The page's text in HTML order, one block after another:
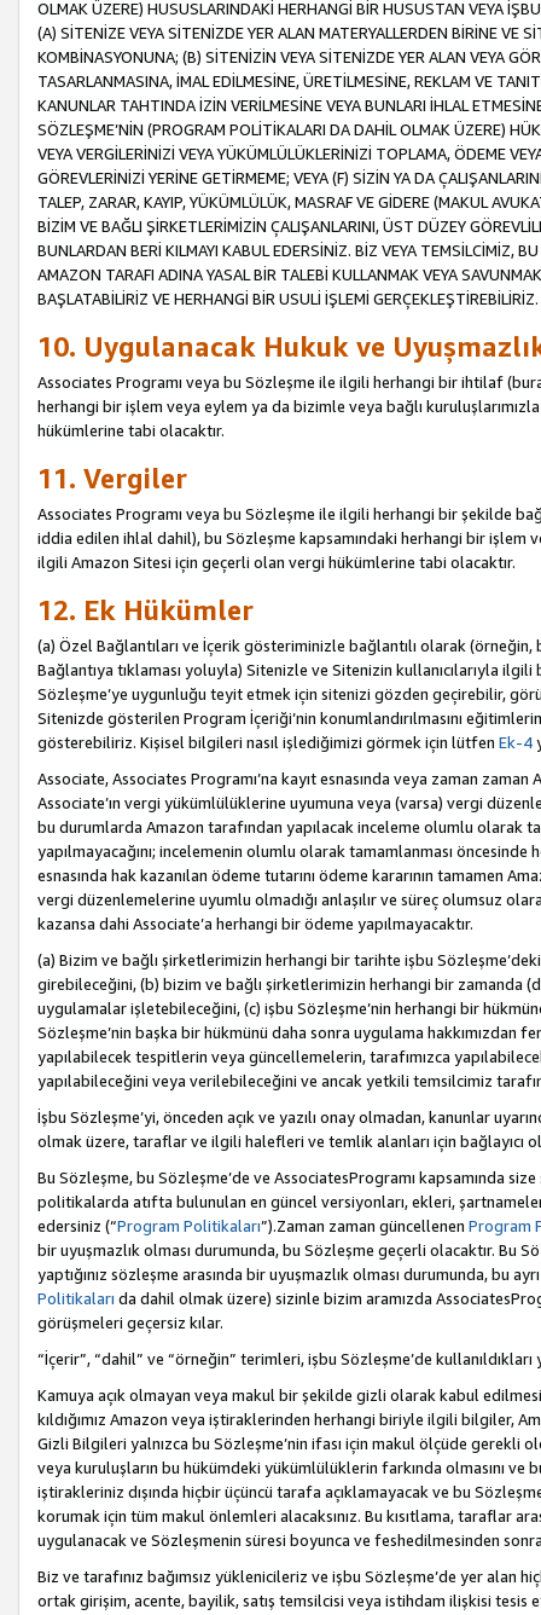
OLMAK ÜZERE) HUSUSLARINDAKİ HERHANGİ BİR HUSUSTAN VEYA
(A) SİTENİZE VEYA SİTENİZDE YER ALAN MATERYALLERDEN BİRİNE VE
KOMBİNASYONUNA; (B) SİTENİZİN VEYA SİTENİZDE YER ALAN VEYA
TASARLANMASINA, İMAL EDİLMESİNE, ÜRETİLMESİNE, REKLAM VE
KANUNLAR TAHTINDA İZİN VERİLMESİNE VEYA BUNLARI İHLAL
SÖZLEŞME’NİN (PROGRAM POLİTİKALARI DA DAHİL OLMAK ÜZERE)
VEYA VERGİLERİNİZİ VEYA YÜKÜMLÜLÜKLERİNİZİ TOPLAMA, ÖDEME
GÖREVLERİNİZİ YERİNE GETİRMEME; VEYA (F) SİZİN YA DA
TALEP, ZARAR, KAYIP, YÜKÜMLÜLÜK, MASRAF VE GİDERE (MAKUL
BİZİM VE BAĞLI ŞİRKETLERİMİZİN ÇALIŞANLARINI, ÜST DÜZEY
BUNLARDAN BERİ KILMAYI KABUL EDERSİNİZ. BİZ VEYA TEMSİLCİMİZ,
AMAZON TARAFI ADINA YASAL BİR TALEBİ KULLANMAK VEYA
BAŞLATABİLİRİZ VE HERHANGİ BİR USULİ İŞLEMİ GERÇEKLEŞTİREBİLİRİZ.
10. Uygulanacak Hukuk ve
Associates Programı veya bu Sözleşme ile ilgili herhangi bir ihtilaf
herhangi bir işlem veya eylem ya da bizimle veya bağlı
hükümlerine tabi olacaktır.
11. Vergiler
Associates Programı veya bu Sözleşme ile ilgili herhangi bir şekilde
iddia edilen ihlal dahil), bu Sözleşme kapsamındaki herhangi bir işlem
ilgili Amazon Sitesi için geçerli olan vergi hükümlerine tabi olacaktır.
12. Ek Hükümler
(a) Özel Bağlantıları ve İçerik gösteriminizle bağlantılı olarak
Bağlantıya tıklaması yoluyla) Sitenizle ve Sitenizin kullanıcılarıyla
Sözleşme’ye uygunluğu teyit etmek için sitenizi gözden geçirebilir,
Sitenizde gösterilen Program İçeriği’nin konumlandırılmasını
gösterebiliriz. Kişisel bilgileri nasıl işlediğimizi görmek için lütfen Ek-4
Associate, Associates Programı’na kayıt esnasında veya zaman
Associate’ın vergi yükümlülüklerine uyumuna veya (varsa) vergi
bu durumlarda Amazon tarafından yapılacak inceleme olumlu olarak
yapılmayacağını; incelemenin olumlu olarak tamamlanması
esnasında hak kazanılan ödeme tutarını ödeme kararının tamamen
vergi düzenlemelerine uyumlu olmadığı anlaşılır ve süreç olumsuz
kazansa dahi Associate’a herhangi bir ödeme yapılmayacaktır.
(a) Bizim ve bağlı şirketlerimizin herhangi bir tarihte işbu
girebileceğini, (b) bizim ve bağlı şirketlerimizin herhangi bir zamanda
uygulamalar işletebileceğini, (c) işbu Sözleşme’nin herhangi bir
Sözleşme’nin başka bir hükmünü daha sonra uygulama hakkımızdan
yapılabilecek tespitlerin veya güncellemelerin, tarafımızca
yapılabileceğini veya verilebileceğini ve ancak yetkili temsilcimiz
İşbu Sözleşme’yi, önceden açık ve yazılı onay olmadan, kanunlar
olmak üzere, taraflar ve ilgili halefleri ve temlik alanları için bağlayıcı
Bu Sözleşme, bu Sözleşme’de ve AssociatesProgramı kapsamında
politikalarda atıfta bulunulan en güncel versiyonları, ekleri,
edersiniz (“Program Politikaları”).Zaman zaman güncellenen Program
bir uyuşmazlık olması durumunda, bu Sözleşme geçerli olacaktır. Bu
yaptığınız sözleşme arasında bir uyuşmazlık olması durumunda, bu
Politikaları da dahil olmak üzere) sizinle bizim aramızda
görüşmeleri geçersiz kılar.
“İçerir”, “dahil” ve “örneğin” terimleri, işbu Sözleşme’de
Kamuya açık olmayan veya makul bir şekilde gizli olarak kabul
kıldığımız Amazon veya iştiraklerinden herhangi biriyle ilgili bilgiler,
Gizli Bilgileri yalnızca bu Sözleşme’nin ifası için makul ölçüde gerekli
veya kuruluşların bu hükümdeki yükümlülüklerin farkında olmasını ve
iştirakleriniz dışında hiçbir üçüncü tarafa açıklamayacak ve bu
korumak için tüm makul önlemleri alacaksınız. Bu kısıtlama, taraflar
uygulanacak ve Sözleşmenin süresi boyunca ve feshedilmesinden
Biz ve tarafınız bağımsız yüklenicileriz ve işbu Sözleşme’de yer alan
ortak girişim, acente, bayilik, satış temsilcisi veya istihdam ilişkisi